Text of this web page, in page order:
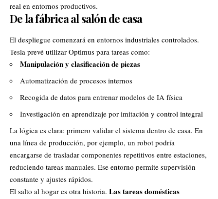
real en entornos productivos.
De la fábrica al salón de casa
El despliegue comenzará en entornos industriales controlados.
Tesla prevé utilizar Optimus para tareas como:
Manipulación y clasificación de piezas
Automatización de procesos internos
Recogida de datos para entrenar modelos de IA física
Investigación en aprendizaje por imitación y control integral
La lógica es clara: primero validar el sistema dentro de casa. En
una línea de producción, por ejemplo, un robot podría
encargarse de trasladar componentes repetitivos entre estaciones,
reduciendo tareas manuales. Ese entorno permite supervisión
constante y ajustes rápidos.
El salto al hogar es otra historia. Las tareas domésticas